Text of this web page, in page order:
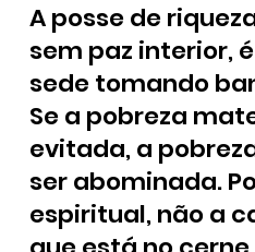
A posse de
sem paz interior,
sede tomando
Se a pobreza
evitada, a
ser abominada.
espiritual, não a